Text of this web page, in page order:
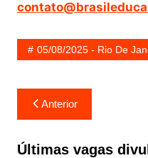
05/08/2025 - Rio De
Navegação
de
Post
Anterior
Últimas vagas